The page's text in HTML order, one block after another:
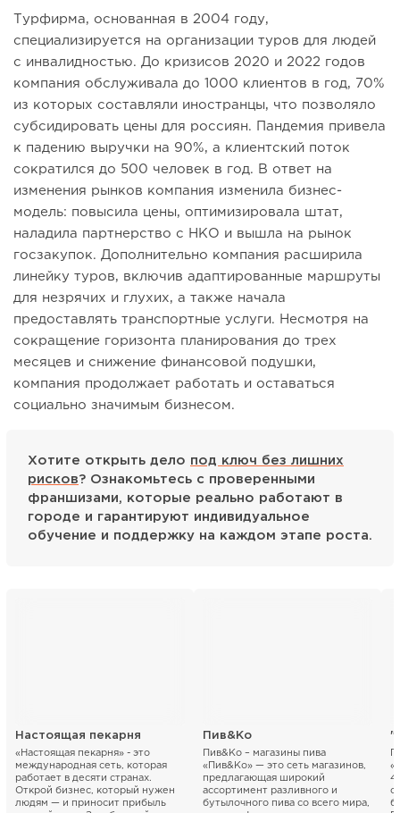
Турфирма, основанная в 2004 году,
специализируется на организации туров для людей
с инвалидностью. До кризисов 2020 и 2022 годов
компания обслуживала до 1000 клиентов в год, 70%
из которых составляли иностранцы, что позволяло
субсидировать цены для россиян. Пандемия привела
к падению выручки на 90%, а клиентский поток
сократился до 500 человек в год. В ответ на
изменения рынков компания изменила бизнес-
модель: повысила цены, оптимизировала штат,
наладила партнерство с НКО и вышла на рынок
госзакупок. Дополнительно компания расширила
линейку туров, включив адаптированные маршруты
для незрячих и глухих, а также начала
предоставлять транспортные услуги. Несмотря на
сокращение горизонта планирования до трех
месяцев и снижение финансовой подушки,
компания продолжает работать и оставаться
социально значимым бизнесом.
Хотите открыть дело под ключ без лишних
рисков? Ознакомьтесь с проверенными
франшизами, которые реально работают в
городе и гарантируют индивидуальное
обучение и поддержку на каждом этапе роста.
Настоящая пекарня
«Настоящая пекарня» - это
международная сеть, которая
работает в десяти странах.
Открой бизнес, который нужен
людям — и приносит прибыль
Пив&Ко
Пив&Ко – магазины пива
«Пив&Ко» — это сеть магазинов,
предлагающая широкий
ассортимент разливного и
бутылочного пива со всего мира,